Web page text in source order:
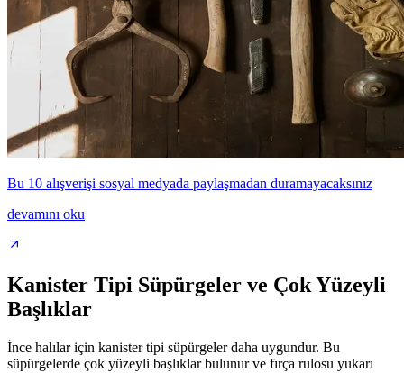
Bu 10 alışverişi sosyal medyada paylaşmadan duramayacaksınız
devamını oku
Kanister Tipi Süpürgeler ve Çok Yüzeyli
Başlıklar
İnce halılar için kanister tipi süpürgeler daha uygundur. Bu
süpürgelerde çok yüzeyli başlıklar bulunur ve fırça rulosu yukarı